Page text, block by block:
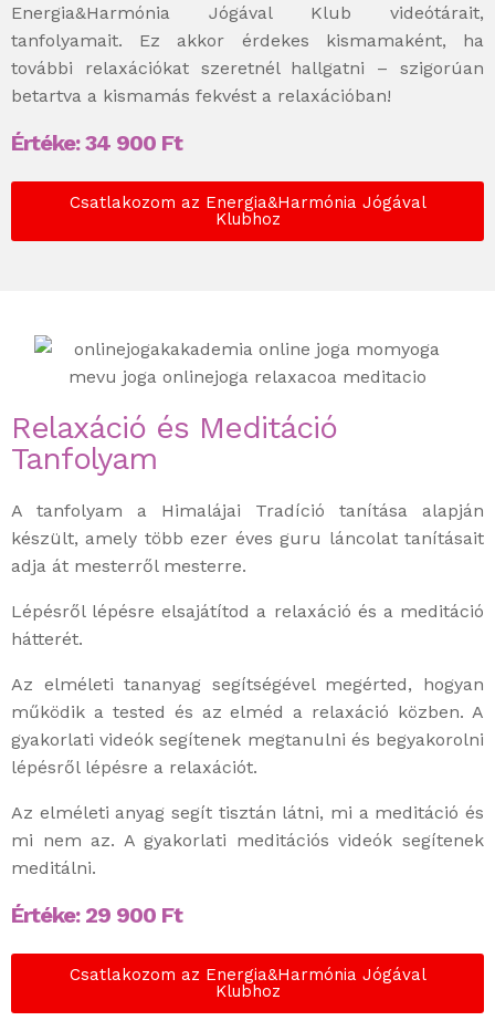
Energia&Harmónia Jógával Klub videótárait,
tanfolyamait. Ez akkor érdekes kismamaként, ha
további relaxációkat szeretnél hallgatni – szigorúan
betartva a kismamás fekvést a relaxációban!
Értéke:34 900 Ft
Csatlakozom az Energia&Harmónia Jógával
Klubhoz
Relaxáció és Meditáció
Tanfolyam
A tanfolyam a Himalájai Tradíció tanítása alapján
készült, amely több ezer éves guru láncolat tanításait
adja át mesterről mesterre.
Lépésről lépésre elsajátítod a relaxáció és a meditáció
hátterét.
Az elméleti tananyag segítségével megérted, hogyan
működik a tested és az elméd a relaxáció közben. A
gyakorlati videók segítenek megtanulni és begyakorolni
lépésről lépésre a relaxációt.
Az elméleti anyag segít tisztán látni, mi a meditáció és
mi nem az. A gyakorlati meditációs videók segítenek
meditálni.
Értéke: 29 900 Ft
Csatlakozom az Energia&Harmónia Jógával
Klubhoz